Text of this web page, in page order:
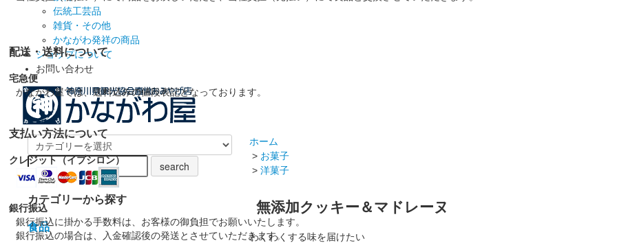
伝統工芸品
雑貨・その他
かながわ発祥の商品
ショップについて
お問い合わせ
ホーム
> お菓子
>洋菓子
無添加クッキー＆マドレーヌ
わくわくする味を届けたい
カテゴリーから探す
食品
配送・送料について
宅急便
かながわ屋では、送料込みの値段表記となっております。
支払い方法について
クレジット（イプシロン）
銀行振込
銀行振込に掛かる手数料は、お客様の御負担でお願いいたします。
銀行振込の場合は、入金確認後の発送とさせていただきます。